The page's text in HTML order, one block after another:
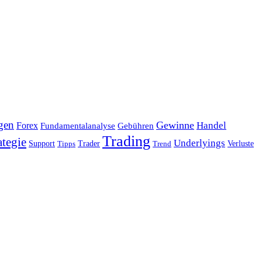
Forex Fundamentalanalyse Gebühren Gewinne Handel
Support Tipps Trader Trading Trend Underlyings Verluste